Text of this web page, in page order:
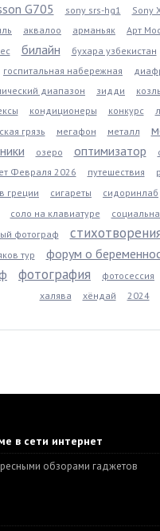
G705 sony srs-hg1
Sony
аквалоо арманьяк Арт
билайн бухара узбекистан
госпитальная набережная
диапазон
зидди
кондиционеры конкурс
грязь
мегафон металл
озеро оптимизатор
Февраля 2026
путешествия
греции
сигареты сидоринлаб
соло на клавиатуре
фотограф
тур
форум о
фотография фотосессия
халява
хёндай 2024
в сети интернет
обзорами гаджетов